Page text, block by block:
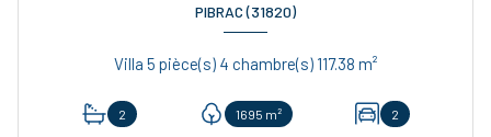
PIBRAC (31820)
Villa 5 pièce(s) 4 chambre(s) 117.38 m²
2 1695 m² 2